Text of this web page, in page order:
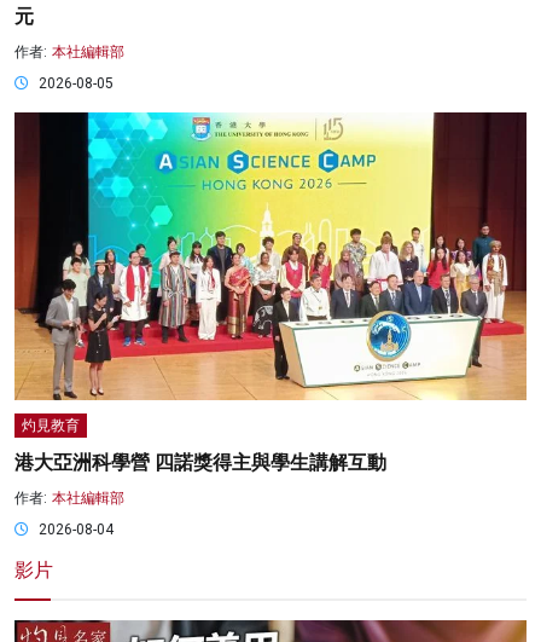
元
作者: 本社編輯部
2026-08-05
灼見教育
港大亞洲科學營 四諾獎得主與學生講解互動
作者: 本社編輯部
2026-08-04
影片